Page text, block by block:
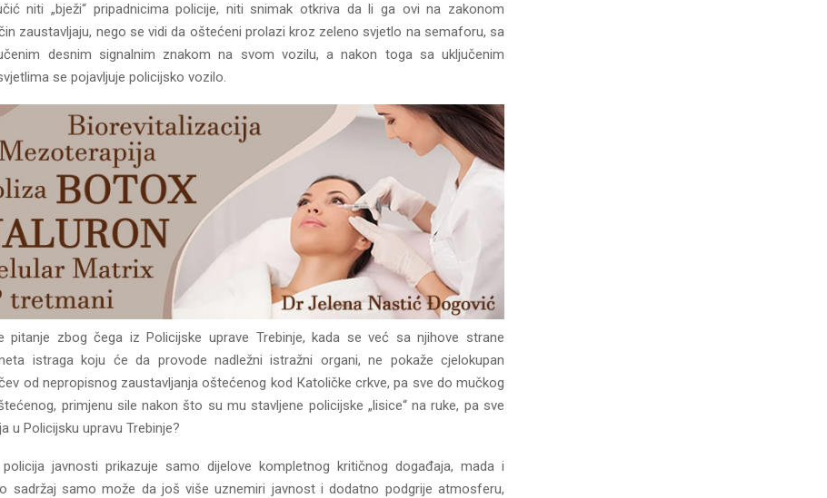
niti „bježi“ pripadnicima policije, niti snimak otkriva da li ga ovi na zakonom
zaustavljaju, nego se vidi da oštećeni prolazi kroz zeleno svjetlo na semaforu, sa
desnim signalnim znakom na svom vozilu, a nakon toga sa uključenim
se pojavljuje policijsko vozilo.
pitanje zbog čega iz Policijske uprave Trebinje, kada se već sa njihove strane
istraga koju će da provode nadležni istražni organi, ne pokaže cjelokupan
od nepropisnog zaustavljanja oštećenog kod Кatoličke crkve, pa sve do mučkog
primjenu sile nakon što su mu stavljene policijske „lisice“ na ruke, pa sve
u Policijsku upravu Trebinje?
javnosti prikazuje samo dijelove kompletnog kritičnog događaja, mada i
sadržaj samo može da još više uznemiri javnost i dodatno podgrije atmosferu,